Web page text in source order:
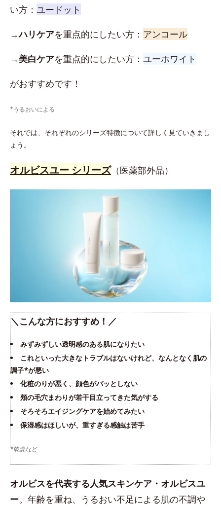
い方： ユードット
→ハリケアを重点的にしたい方： アンコール
→美白ケアを重点的にしたい方： ユーホワイト
がおすすめです！
*うるおいによる
それでは、それぞれのシリーズ特徴について詳しく見ていきまし
ょう。
オルビスユー シリーズ（医薬部外品）
＼こんな方におすすめ！／
みずみずしい透明感のある肌になりたい
これといった大きなトラブルはないけれど、なんとなく肌の
調子*が悪い
化粧のりが悪く、顔色がパッとしない
頬の毛穴まわりが若干目立ってきた気がする
そろそろエイジングケアを始めてみたい
保湿感はほしいが、重すぎる感触は苦手
​*乾燥など
オルビスを代表する人気スキンケア・オルビスユ
ー。年齢を重ね、うるおい不足による肌の不調や